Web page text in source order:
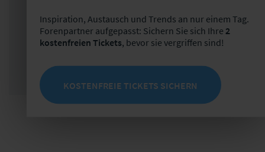
Sie sind bereits Forenpartner?Hier anmelden
Inspiration, Austausch und Trends an nur einem Tag.
Forenpartner aufgepasst: Sichern Sie sich Ihre 2
kostenfreien Tickets, bevor sie vergriffen sind!
KOSTENFREIE TICKETS SICHERN